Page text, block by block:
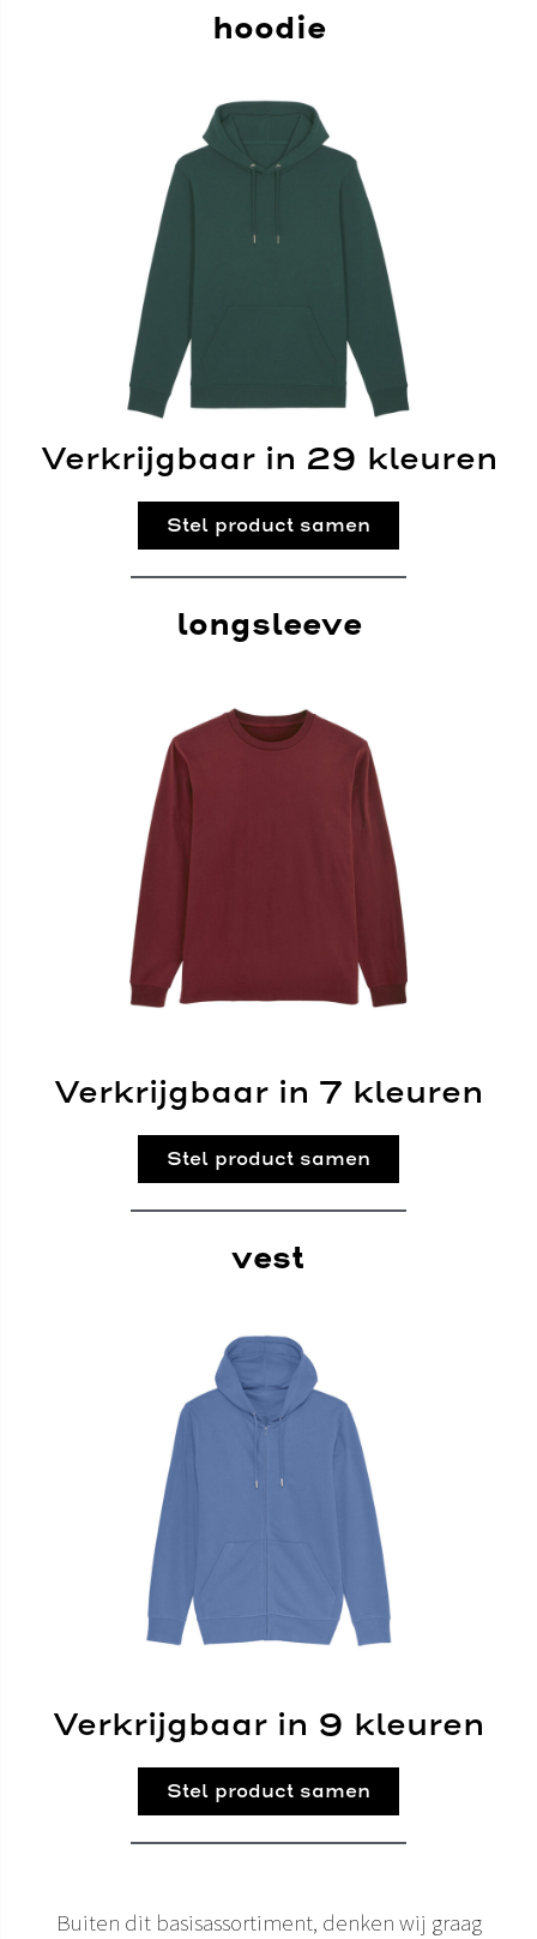
hoodie
Verkrijgbaar in 29 kleuren
Stel product samen
longsleeve
Verkrijgbaar in 7 kleuren
Stel product samen
vest
Verkrijgbaar in 9 kleuren
Stel product samen
Buiten dit basisassortiment, denken wij graag